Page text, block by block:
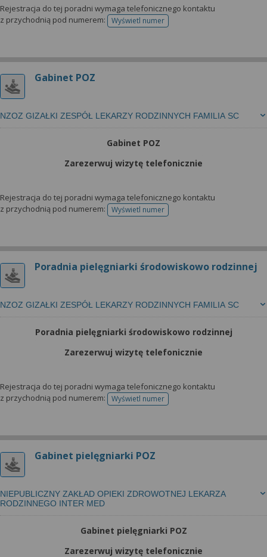
Rejestracja do tej poradni wymaga telefonicznego kontaktu
z przychodnią pod numerem:
Wyświetl numertelefonu do rejestracji
Gabinet POZ
NZOZ GIZAŁKI ZESPÓŁ LEKARZY RODZINNYCH FAMILIA SC
Gabinet POZ
Zarezerwuj wizytę telefonicznie
Rejestracja do tej poradni wymaga telefonicznego kontaktu
z przychodnią pod numerem:
Wyświetl numertelefonu do rejestracji
Poradnia pielęgniarki środowiskowo rodzinnej
NZOZ GIZAŁKI ZESPÓŁ LEKARZY RODZINNYCH FAMILIA SC
Poradnia pielęgniarki środowiskowo rodzinnej
Zarezerwuj wizytę telefonicznie
Rejestracja do tej poradni wymaga telefonicznego kontaktu
z przychodnią pod numerem:
Wyświetl numertelefonu do rejestracji
Gabinet pielęgniarki POZ
NIEPUBLICZNY ZAKŁAD OPIEKI ZDROWOTNEJ LEKARZA
RODZINNEGO INTER MED
Gabinet pielęgniarki POZ
Zarezerwuj wizytę telefonicznie
możesz też wycofać zgodę na przetwarzanie Twoich
danych tylko w niektórych celach. Jeżeli chcesz
konfigurację szczegółową, to możesz tego dokonać
za pomocą „Ustawień zaawansowanych”.
Więcej informacji na temat wykorzystywania
znajdziesz w Regulaminie Serwisu.